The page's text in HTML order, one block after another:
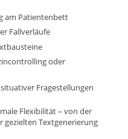
am Patientenbett
Fallverläufe
oder
Fragestellungen
Flexibilität – von der
gezielten Textgenerierung